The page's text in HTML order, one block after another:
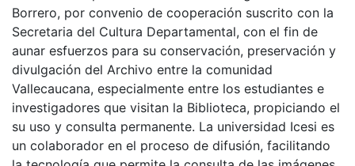
Borrero, por convenio de cooperación suscrito con la
Secretaria del Cultura Departamental, con el fin de
aunar esfuerzos para su conservación, preservación y
divulgación del Archivo entre la comunidad
Vallecaucana, especialmente entre los estudiantes e
investigadores que visitan la Biblioteca, propiciando el
su uso y consulta permanente. La universidad Icesi es
un colaborador en el proceso de difusión, facilitando